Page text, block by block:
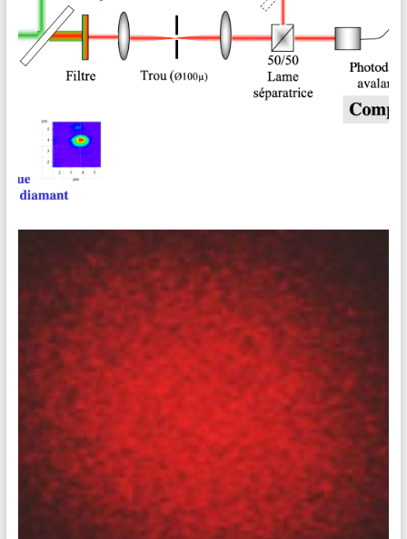
[19-20] PIMS 04 • Optique quantique
Un nouveau dispositif d’optique quantique pour le LEnsE.
Création de photons uniques à la demande dans le diamant.
Description L’objectif de ce projet est de réaliser une
nouvelle expérience d’optique quantique pour les travaux
pratiques. Ce travail est réalisé dans